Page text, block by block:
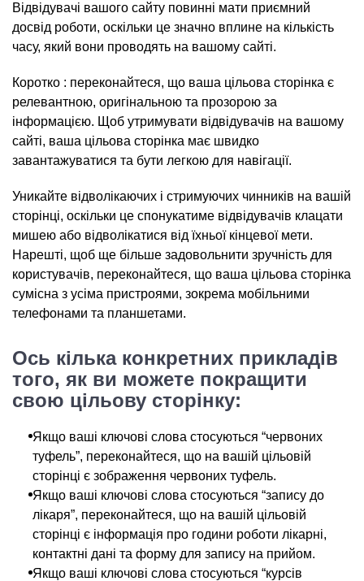
Відвідувачі вашого сайту повинні мати приємний
досвід роботи, оскільки це значно вплине на кількість
часу, який вони проводять на вашому сайті.
Коротко : переконайтеся, що ваша цільова сторінка є
релевантною, оригінальною та прозорою за
інформацією. Щоб утримувати відвідувачів на вашому
сайті, ваша цільова сторінка має швидко
завантажуватися та бути легкою для навігації.
Уникайте відволікаючих і стримуючих чинників на вашій
сторінці, оскільки це спонукатиме відвідувачів клацати
мишею або відволікатися від їхньої кінцевої мети.
Нарешті, щоб ще більше задовольнити зручність для
користувачів, переконайтеся, що ваша цільова сторінка
сумісна з усіма пристроями, зокрема мобільними
телефонами та планшетами.
Ось кілька конкретних прикладів
того, як ви можете покращити
свою цільову сторінку:
Якщо ваші ключові слова стосуються “червоних
туфель”, переконайтеся, що на вашій цільовій
сторінці є зображення червоних туфель.
Якщо ваші ключові слова стосуються “запису до
лікаря”, переконайтеся, що на вашій цільовій
сторінці є інформація про години роботи лікарні,
контактні дані та форму для запису на прийом.
Якщо ваші ключові слова стосуються “курсів